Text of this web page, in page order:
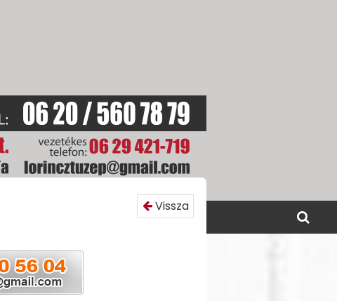
AKCIÓINK
Vissza